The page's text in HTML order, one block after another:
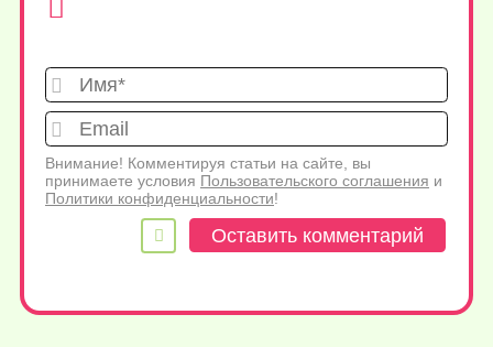
Имя*
Внимание! Комментируя статьи на сайте, вы
принимаете условия Пользовательского соглашения и
Политики конфиденциальности!